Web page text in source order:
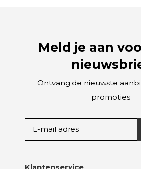
Meld je aan
Ontvang de nieuwste
promoties
Klantenservice